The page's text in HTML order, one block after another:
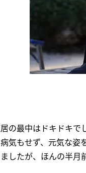
居の最中はドキドキ
気もせず、元気な
したが、ほんの半月